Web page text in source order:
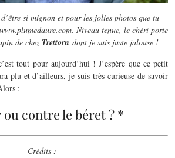
si mignon et pour les jolies photos que tu
Niveau tenue, le chéri porte
de chez Trettorn dont je suis juste jalouse !
tout pour aujourd’hui ! J’espère que ce petit
plu et d’ailleurs, je suis très curieuse de savoir
:
contre le béret ? *
Crédits :